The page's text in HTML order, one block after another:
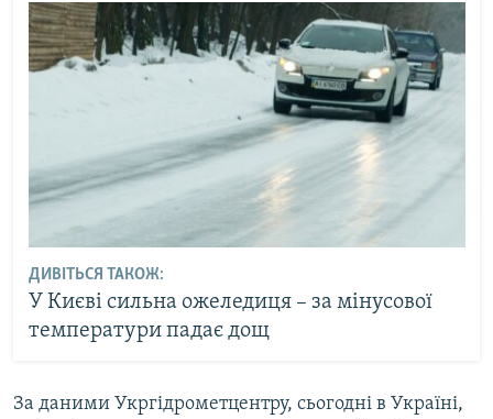
ДИВІТЬСЯ ТАКОЖ:
У Києві сильна ожеледиця – за мінусової
температури падає дощ
За даними Укргідрометцентру, сьогодні в Україні,